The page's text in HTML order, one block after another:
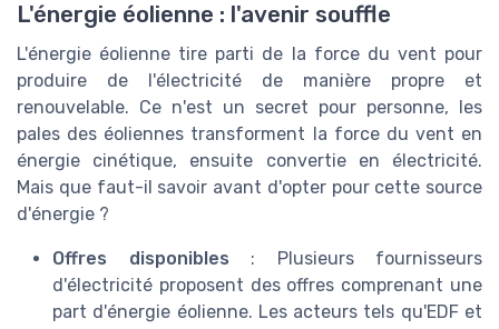
L'énergie éolienne : l'avenir souffle
L'énergie éolienne tire parti de la force du vent pour
produire de l'électricité de manière propre et
renouvelable. Ce n'est un secret pour personne, les
pales des éoliennes transforment la force du vent en
énergie cinétique, ensuite convertie en électricité.
Mais que faut-il savoir avant d'opter pour cette source
d'énergie ?
Offres disponibles : Plusieurs fournisseurs
d'électricité proposent des offres comprenant une
part d'énergie éolienne. Les acteurs tels qu'EDF et